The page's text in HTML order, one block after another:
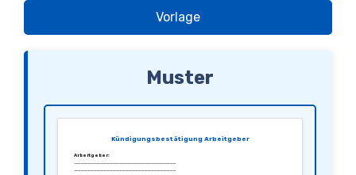
Vorlage
Muster
Kündigungsbestätigung Arbeitgeber
Arbeitgeber:
________________________________
________________________________